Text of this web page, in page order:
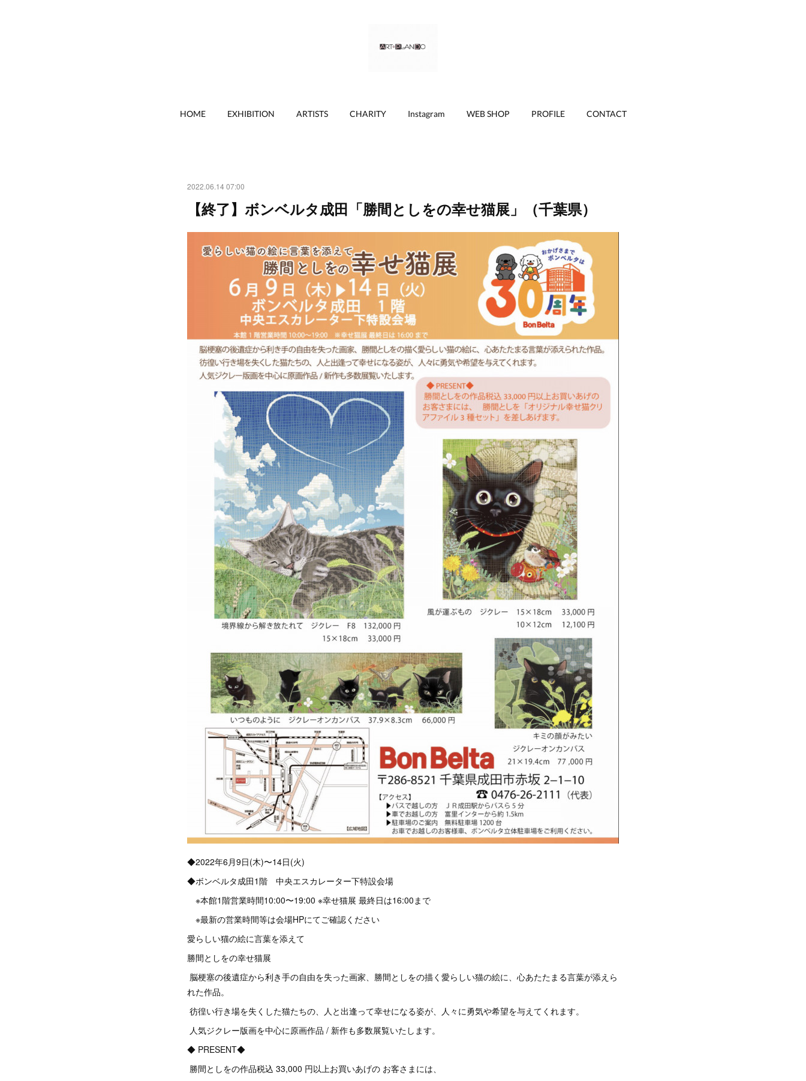
HOME EXHIBITION ARTISTS CHARITY Instagram WEB SHOP PROFILE CONTACT
2022.06.14 07:00
【終了】ボンベルタ成田「勝間としをの幸せ猫展」（千葉県）
◆2022年6月9日(木)〜14日(火)
◆ボンベルタ成田1階 中央エスカレーター下特設会場
※本館1階営業時間10:00〜19:00 ※幸せ猫展 最終日は16:00まで
※最新の営業時間等は会場HPにてご確認ください
愛らしい猫の絵に言葉を添えて
勝間としをの幸せ猫展
脳梗塞の後遺症から利き手の自由を失った画家、勝間としをの描く愛らしい猫の絵に、心あたたまる言葉が添えら
れた作品。
彷徨い行き場を失くした猫たちの、人と出逢って幸せになる姿が、人々に勇気や希望を与えてくれます。
人気ジクレー版画を中心に原画作品 / 新作も多数展覧いたします。
◆ PRESENT◆
勝間としをの作品税込 33,000 円以上お買いあげの お客さまには、